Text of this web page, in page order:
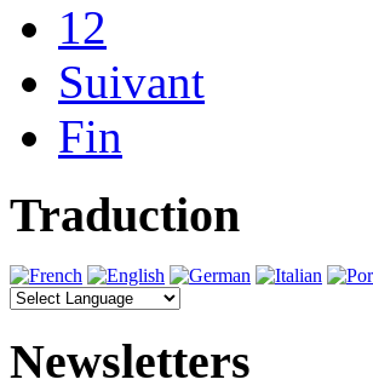
12
Suivant
Fin
Traduction
Newsletters